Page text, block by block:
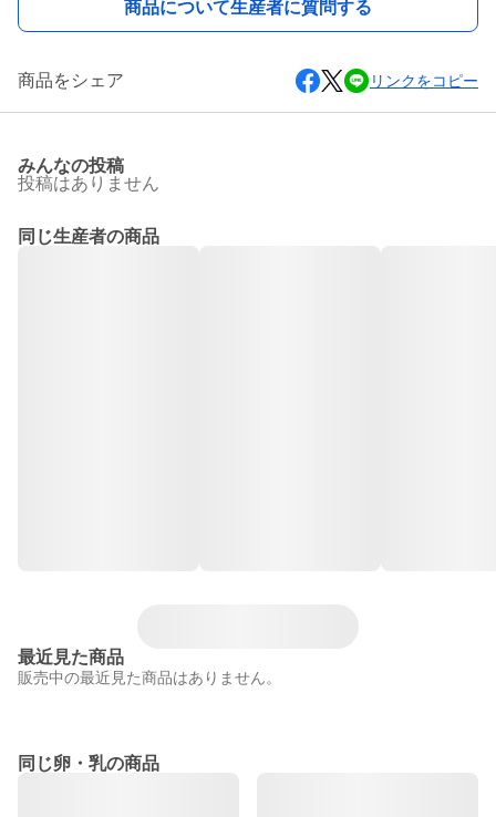
商品について生産者に質問する
商品をシェア リンクをコピー
みんなの投稿
投稿はありません
同じ生産者の商品
最近見た商品
販売中の最近見た商品はありません。
同じ卵・乳の商品